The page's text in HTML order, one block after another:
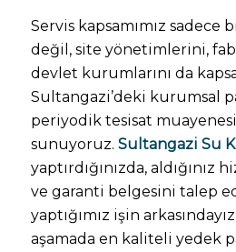
Servis kapsamımız sadece
değil, site yönetimlerini,
devlet kurumlarını da
Sultangazi’deki kurumsal
periyodik tesisat
sunuyoruz. Sultangazi Su
yaptırdığınızda, aldığınız
ve garanti belgesini talep
yaptığımız işin
aşamada en kaliteli yedek